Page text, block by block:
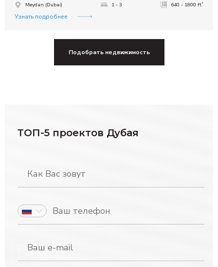
Meydan (Dubai) 1 - 3 640 - 1800 ft²
Узнать подробнее
Подобрать недвижимость
ТОП-5 проектов Дубая